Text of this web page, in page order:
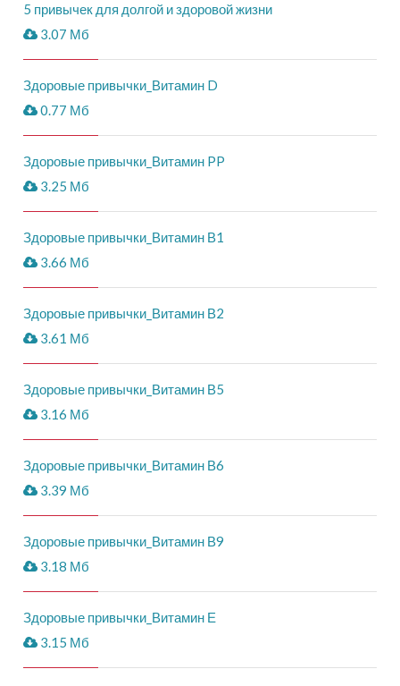
5 привычек для долгой и здоровой жизни
3.07 Мб
Здоровые привычки_Витамин D
0.77 Мб
Здоровые привычки_Витамин PP
3.25 Мб
Здоровые привычки_Витамин В1
3.66 Мб
Здоровые привычки_Витамин В2
3.61 Мб
Здоровые привычки_Витамин В5
3.16 Мб
Здоровые привычки_Витамин В6
3.39 Мб
Здоровые привычки_Витамин В9
3.18 Мб
Здоровые привычки_Витамин Е
3.15 Мб